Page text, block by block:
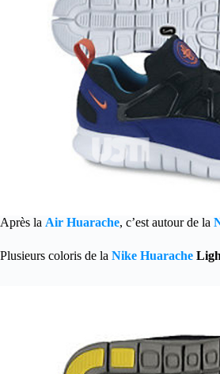
Après la Air Huarache, c’est autour de la
Plusieurs coloris de la Nike Huarache